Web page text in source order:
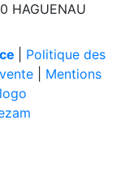
HAGUENAU
Politique des
| Mentions